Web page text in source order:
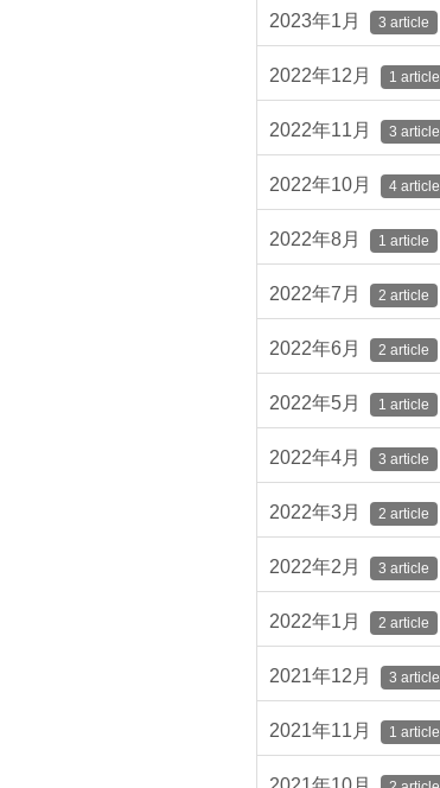
2023年1月 3 article
2022年12月 1 article
2022年11月 3 article
2022年10月 4 article
2022年8月 1 article
2022年7月 2 article
2022年6月 2 article
2022年5月 1 article
2022年4月 3 article
2022年3月 2 article
2022年2月 3 article
2022年1月 2 article
2021年12月 3 article
2021年11月 1 article